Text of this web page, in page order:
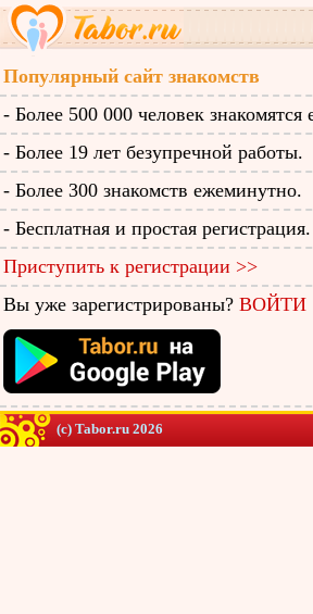
Популярный сайт знакомств
- Более 500 000 человек знакомятся
- Более 19 лет безупречной работы.
- Более 300 знакомств ежеминутно.
- Бесплатная и простая регистрация.
Приступить к регистрации >>
Вы уже зарегистрированы? ВОЙТИ
(c) Tabor.ru 2026